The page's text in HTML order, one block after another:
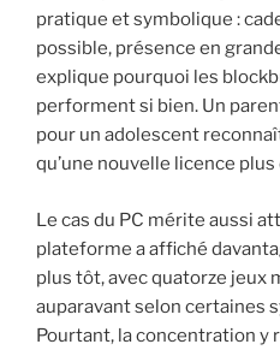
pratique et symbolique :
possible, présence en
explique pourquoi les
performent si bien. Un
pour un adolescent
qu’une nouvelle licence
Le cas du PC mérite aussi
plateforme a affiché
plus tôt, avec quatorze jeux
auparavant selon certaines
Pourtant, la concentration y